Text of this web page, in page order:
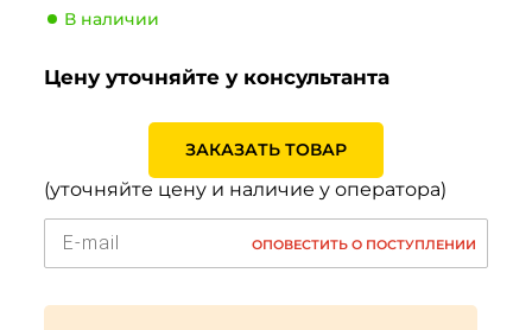
средства
Индекс скорости
V (240 км/ч)
Индекс нагрузки
107 (975кг)
В наличии
Цену уточняйте у консультанта
ЗАКАЗАТЬ ТОВАР
(уточняйте цену и наличие у оператора)
ОПОВЕСТИТЬ О ПОСТУПЛЕНИИ